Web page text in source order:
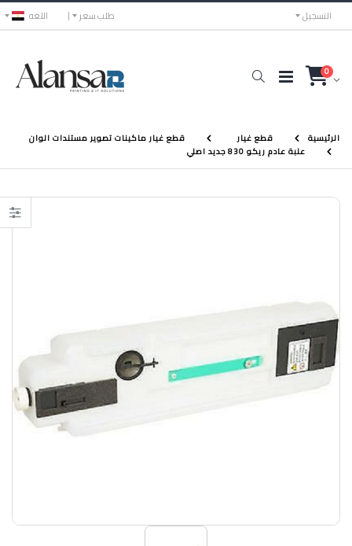
اللغه طلب سعر التسجيل
0
الرئيسية قطع غيار
قطع غيار ماكينات تصوير مستندات الوان
علبة عادم ريكو 830 جديد اصلي